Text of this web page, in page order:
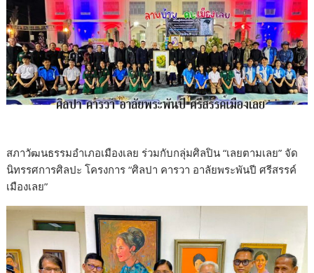
สภาวัฒนธรรมอำเภอเมืองเลย ร่วมกับกลุ่มศิลปิน “เลยตามเลย” จัด
นิทรรศการศิลปะ โครงการ “ศิลปา คารวา อาลัยพระพันปี ศรีสรรค์
เมืองเลย”